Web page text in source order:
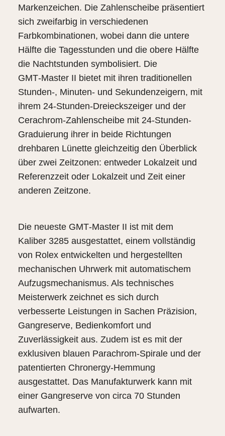
Markenzeichen. Die Zahlenscheibe präsentiert
sich zweifarbig in verschiedenen
Farbkombinationen, wobei dann die untere
Hälfte die Tagesstunden und die obere Hälfte
die Nachtstunden symbolisiert. Die
GMT‑Master II bietet mit ihren traditionellen
Stunden-, Minuten- und Sekundenzeigern, mit
ihrem 24‑Stunden-Dreieckszeiger und der
Cerachrom-Zahlenscheibe mit 24‑Stunden-
Graduierung ihrer in beide Richtungen
drehbaren Lünette gleichzeitig den Überblick
über zwei Zeitzonen: entweder Lokalzeit und
Referenzzeit oder Lokalzeit und Zeit einer
anderen Zeitzone.
Die neueste GMT‑Master II ist mit dem
Kaliber 3285 ausgestattet, einem vollständig
von Rolex entwickelten und hergestellten
mechanischen Uhrwerk mit automatischem
Aufzugsmechanismus. Als technisches
Meisterwerk zeichnet es sich durch
verbesserte Leistungen in Sachen Präzision,
Gangreserve, Bedienkomfort und
Zuverlässigkeit aus. Zudem ist es mit der
exklusiven blauen Parachrom-Spirale und der
patentierten Chronergy-Hemmung
ausgestattet. Das Manufakturwerk kann mit
einer Gangreserve von circa 70 Stunden
aufwarten.